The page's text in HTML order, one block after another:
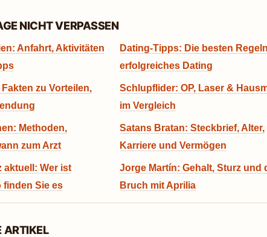
NICHT VERPASSEN
Anfahrt, Aktivitäten
Dating-Tipps: Die besten
erfolgreiches Dating
zu Vorteilen,
Schlupflider: OP, Laser &
im Vergleich
Methoden,
zum Arzt
Satans Bratan: Steckbrief, Alter,
Karriere und Vermögen
aktuell: Wer ist
finden Sie es
Jorge Martín: Gehalt, Sturz und
Bruch mit Aprilia
ARTIKEL